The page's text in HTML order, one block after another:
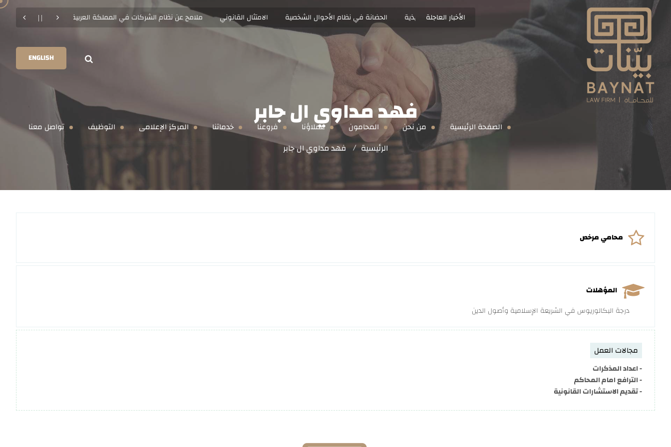
ENGLISH
الصفحة الرئيسية من نحن المحامون عملاؤنا فروعنا خدماتنا المركز الإعلامى التوظيف تواصل معنا
الأخبار العاجلة
الإفلاس في ضوء نظام الإفلاس ولائحته التنفيذية الحضانة في نظام الأحوال الشخصية الامتثال القانوني
ملامح عن نظام الشركات في المملكة العربية السعودية
أن نكون الرائدين في صناعة الحلول القانونية والتي تساعد الشركات والأفراد والمجتمعات على الاستفادة من خدماتنا لنعمل على التكامل لحل المشكلات المعقدة وعالية التأثير
فهد مداوي ال جابر
الرئيسية فهد مداوي ال جابر
محامي مرخص
المؤهلات
درجة البكالوريوس في الشريعة الإسلامية وأصول الدين
مجالات العمل
- اعداد المذكرات
- الترافع امام المحاكم
- تقديم الاستشارات القانونية